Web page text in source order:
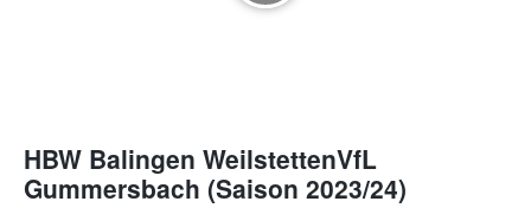
HBW Balingen WeilstettenVfL
Gummersbach (Saison 2023/24)